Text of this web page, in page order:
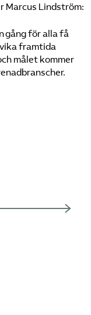
Marcus Lindström:
gång för alla få
framtida
målet kommer